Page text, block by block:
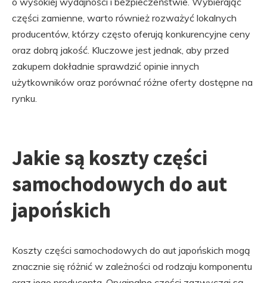
części zamienne, warto również rozważyć lokalnych
producentów, którzy często oferują konkurencyjne ceny
oraz dobrą jakość. Kluczowe jest jednak, aby przed
zakupem dokładnie sprawdzić opinie innych
użytkowników oraz porównać różne oferty dostępne na
rynku.
Jakie są koszty części
samochodowych do aut
japońskich
Koszty części samochodowych do aut japońskich mogą
znacznie się różnić w zależności od rodzaju komponentu